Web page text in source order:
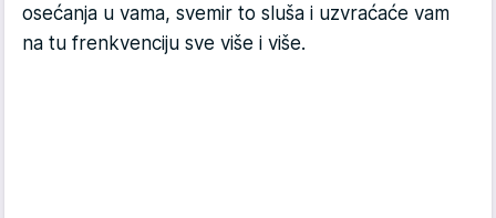
osećanja u vama, svemir to sluša i uzvraćaće vam
na tu frenkvenciju sve više i više.